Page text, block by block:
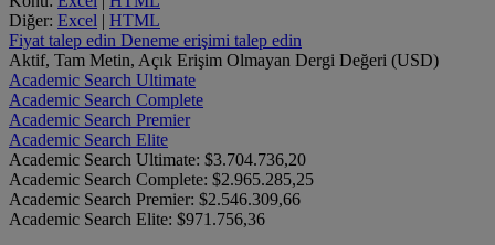
Diğer: Excel | HTML
Fiyat talep edin Deneme erişimi talep edin
Aktif, Tam Metin, Açık Erişim Olmayan Dergi Değeri (USD)
Academic Search Ultimate
Academic Search Complete
Academic Search Premier
Academic Search Elite
Academic Search Ultimate: $3.704.736,20
Academic Search Complete: $2.965.285,25
Academic Search Premier: $2.546.309,66
Academic Search Elite: $971.756,36